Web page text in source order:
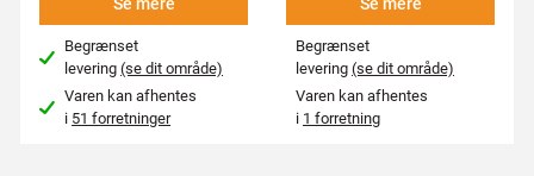
Se mere
Begrænset
levering(se dit område)
Varen kan afhentes
i 51 forretninger
Se mere
Begrænset
levering (se dit område)
Varen kan afhentes
i 1 forretning